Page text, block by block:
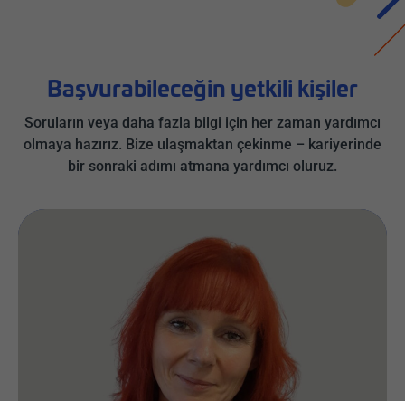
Başvurabileceğin yetkili kişiler
Soruların veya daha fazla bilgi için her zaman yardımcı
olmaya hazırız. Bize ulaşmaktan çekinme – kariyerinde
bir sonraki adımı atmana yardımcı oluruz.